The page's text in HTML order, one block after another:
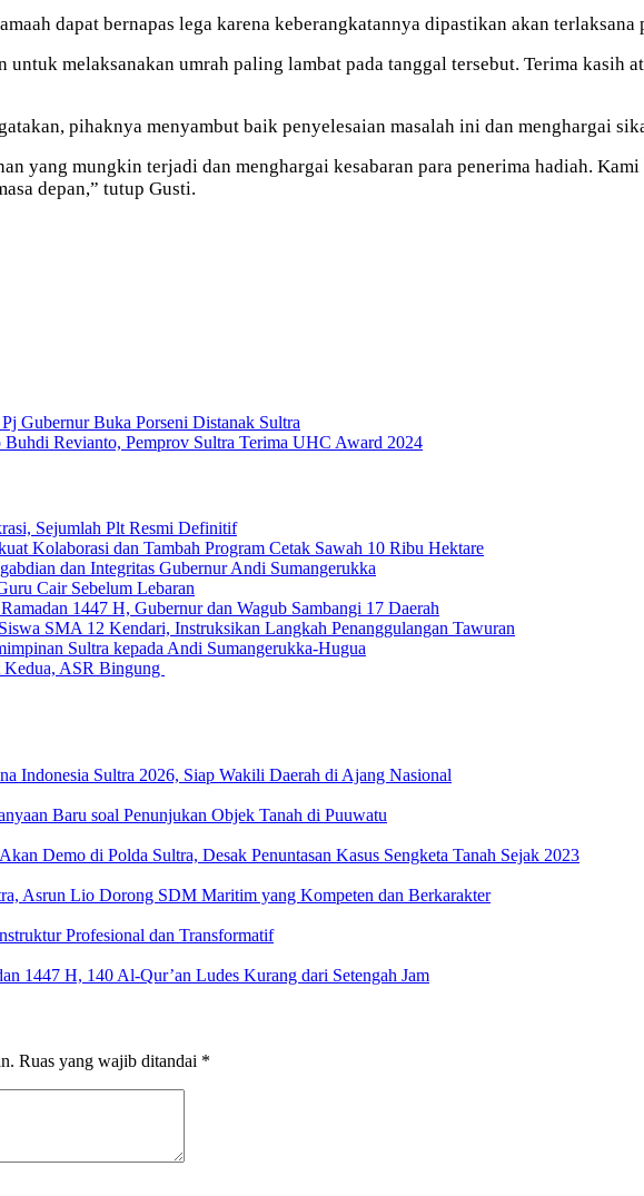
dapat bernapas lega karena keberangkatannya dipastikan akan
melaksanakan umrah paling lambat pada tanggal tersebut. Terima kasih
pihaknya menyambut baik penyelesaian masalah ini dan menghargai
yang mungkin terjadi dan menghargai kesabaran para penerima hadiah.
depan,” tutup Gusti.
Gubernur Buka Porseni Distanak Sultra
Revianto, Pemprov Sultra Terima UHC Award 2024
Sejumlah Plt Resmi Definitif
Kolaborasi dan Tambah Program Cetak Sawah 10 Ribu Hektare
dan Integritas Gubernur Andi Sumangerukka
Cair Sebelum Lebaran
1447 H, Gubernur dan Wagub Sambangi 17 Daerah
SMA 12 Kendari, Instruksikan Langkah Penanggulangan Tawuran
Sultra kepada Andi Sumangerukka-Hugua
Kedua, ASR Bingung
Indonesia Sultra 2026, Siap Wakili Daerah di Ajang Nasional
Baru soal Penunjukan Objek Tanah di Puuwatu
Demo di Polda Sultra, Desak Penuntasan Kasus Sengketa Tanah Sejak 2023
Asrun Lio Dorong SDM Maritim yang Kompeten dan Berkarakter
Profesional dan Transformatif
1447 H, 140 Al-Qur’an Ludes Kurang dari Setengah Jam
Ruas yang wajib ditandai *